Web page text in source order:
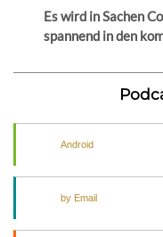
Es wird in Sachen
spannend in den
Android
by Email